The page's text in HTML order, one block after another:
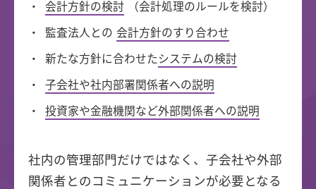
会計方針の検討 （会計処理のルールを検討）
監査法人との 会計方針のすり合わせ
新たな方針に合わせたシステムの検討
子会社や社内部署関係者への説明
投資家や金融機関など外部関係者への説明
社内の管理部門だけではなく、子会社や外部
関係者とのコミュニケーションが必要となる